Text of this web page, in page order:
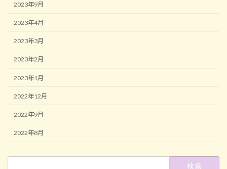
2023年9月
2023年4月
2023年3月
2023年2月
2023年1月
2022年12月
2022年9月
2022年8月